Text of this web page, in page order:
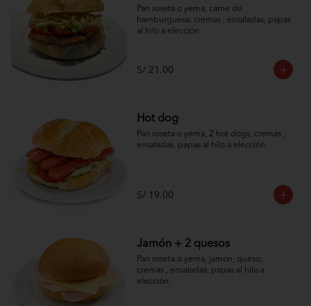
Pan roseta o yema, carne de
hamburguesa, cremas , ensaladas, papas
al hilo a elección.
S/ 21.00
Hot dog
Pan roseta o yema, 2 hot dogs, cremas ,
ensaladas, papas al hilo a elección.
S/ 19.00
Jamón + 2 quesos
Pan roseta o yema, jamón, queso,
cremas , ensaladas, papas al hilo a
elección.